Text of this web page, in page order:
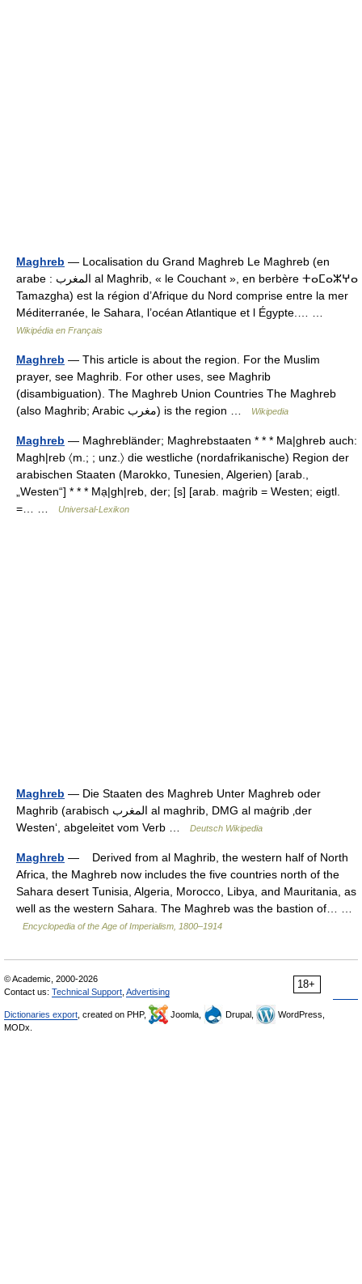
Maghreb — Localisation du Grand Maghreb Le Maghreb (en
arabe : المغرب al Maghrib, « le Couchant », en berbère ⵜⴰⵎⴰⵣⵖⴰ
Tamazgha) est la région d’Afrique du Nord comprise entre la mer
Méditerranée, le Sahara, l’océan Atlantique et l Égypte.… …
Wikipédia en Français
Maghreb — This article is about the region. For the Muslim
prayer, see Maghrib. For other uses, see Maghrib
(disambiguation). The Maghreb Union Countries The Maghreb
(also Maghrib; Arabic مغرب) is the region …
Wikipedia
Maghreb — Maghrebländer; Maghrebstaaten * * * Ma|ghreb auch:
Magh|reb 〈m.; ; unz.〉 die westliche (nordafrikanische) Region der
arabischen Staaten (Marokko, Tunesien, Algerien) [arab.,
„Westen“] * * * Mạ|gh|reb, der; [s] [arab. maġrib = Westen; eigtl.
=… …
Universal-Lexikon
Maghreb — Die Staaten des Maghreb Unter Maghreb oder
Maghrib (arabisch ‏المغرب‎ al maghrib, DMG al maġrib ‚der
Westen‘, abgeleitet vom Verb …
Deutsch Wikipedia
Maghreb — Derived from al Maghrib, the western half of North
Africa, the Maghreb now includes the five countries north of the
Sahara desert Tunisia, Algeria, Morocco, Libya, and Mauritania, as
well as the western Sahara. The Maghreb was the bastion of… …
Encyclopedia of the Age of Imperialism, 1800–1914
18+
© Academic, 2000-2026
Contact us: Technical Support Advertising
Dictionaries export , created on PHP, Joomla, Drupal,
WordPress,
MODx.